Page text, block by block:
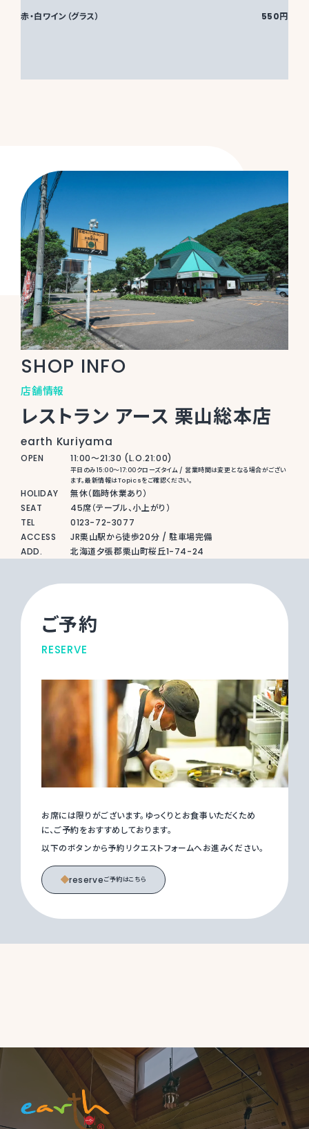
赤・白ワイン（グラス） 550円
SHOP INFO
店舗情報
レストラン アース 栗山総本店
earth Kuriyama
OPEN 11:00〜21:30 (L.O.21:00)
平日のみ15:00～17:00クローズタイム / 営業時間は変更となる場合がござい
ます。最新情報はTopicsをご確認ください。
HOLIDAY
無休（臨時休業あり）
SEAT
45席（テーブル、小上がり）
TEL
0123-72-3077
ACCESS
JR栗山駅から徒歩20分 / 駐車場完備
ADD.
北海道夕張郡栗山町桜丘1-74-24
ご予約
RESERVE
お席には限りがございます。ゆっくりとお食事いただくため
に、ご予約をおすすめしております。
以下のボタンから予約リクエストフォームへお進みください。
reserveご予約はこちら